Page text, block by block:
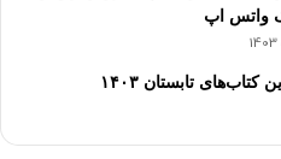
واتس اپ
تابستان ۱۴۰۳